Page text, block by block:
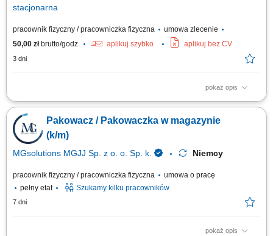
stacjonarna
pracownik fizyczny / pracowniczka fizyczna
umowa zlecenie
50,00 złbrutto/godz. aplikuj szybko aplikuj bez CV
3 dni
pokaż opis
Zadania: Kompletowanie zamówień zgodnie z wytycznymi. Pakowanie
odzieży i przygotowywanie przesyłek do wysyłki. Obsługa skanera
magazynowego. Utrzymywanie porządku na stanowisku pracy.
Wymagania: Gotowość do pracy zmianowej 5/2 (pon-ndz) 6-16:45, 18-
4:45 (45min przerwy) Gotowość do pracy...
Pakowacz / Pakowaczka w magazynie
(k/m)
MGsolutions MGJJ Sp. z o. o. Sp. k. Niemcy
pracownik fizyczny / pracowniczka fizyczna
umowa o pracę
pełny etat
Szukamy kilku pracowników
7 dni
pokaż opis